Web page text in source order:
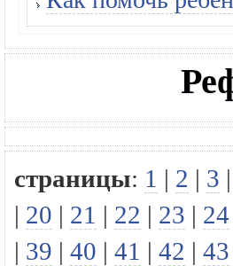
страницы: 1 | 2 | 3 |
| 20 | 21 | 22 | 23 | 24
| 39 | 40 | 41 | 42 | 43